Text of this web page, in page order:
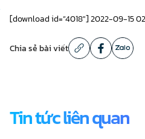
[download id=”4018″] 2022-09-15
Chia sẻ bài viết
Tin tức liên quan